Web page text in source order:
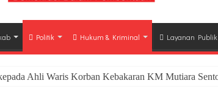
Politik Hukum & Kriminal Layanan Publik
Ahli Waris Korban Kebakaran KM Mutiara